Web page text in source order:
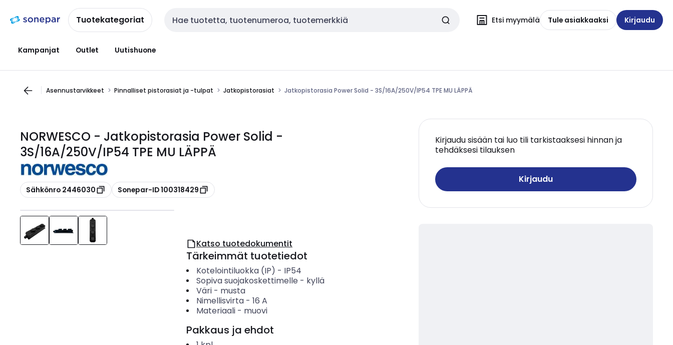
navigointiinsisältöönTuotekategoriat Haku Etsi myymälä Tule asiakkaaksi Kirjaudu
Kampanjat Outlet Uutishuone
Asennustarvikkeet Pinnalliset pistorasiat ja -tulpat Jatkopistorasiat Jatkopistorasia Power Solid - 3S/16A/250V/IP54 TPE MU LÄPPÄ
NORWESCO - Jatkopistorasia Power Solid -
3S/16A/250V/IP54 TPE MU LÄPPÄ
Kopioi
Sähkönro 2446030 Kopioi
Sonepar-ID 100318429
Kirjaudu sisään tai luo tili tarkistaaksesi hinnan ja
tehdäksesi tilauksen
Kirjaudu
Katso tuotedokumentit
Tärkeimmät tuotetiedot
Kotelointiluokka (IP) - IP54
Sopiva suojakoskettimelle - kyllä
Väri- musta
Nimellisvirta- 16 A
Materiaali- muovi
Pakkaus ja ehdot